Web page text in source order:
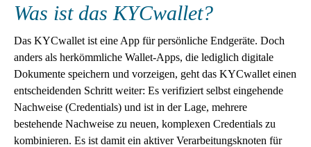
Was ist das KYCwallet?
Das KYCwallet ist eine App für persönliche Endgeräte. Doch
anders als herkömmliche Wallet-Apps, die lediglich digitale
Dokumente speichern und vorzeigen, geht das KYCwallet einen
entscheidenden Schritt weiter: Es verifiziert selbst eingehende
Nachweise (Credentials) und ist in der Lage, mehrere
bestehende Nachweise zu neuen, komplexen Credentials zu
kombinieren. Es ist damit ein aktiver Verarbeitungsknoten für